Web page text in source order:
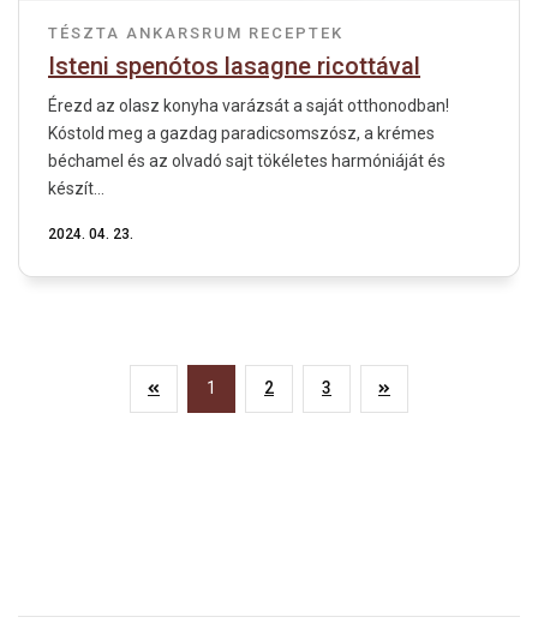
TÉSZTA ANKARSRUM RECEPTEK
Isteni spenótos lasagne ricottával
Érezd az olasz konyha varázsát a saját otthonodban!
Kóstold meg a gazdag paradicsomszósz, a krémes
béchamel és az olvadó sajt tökéletes harmóniáját és
készít...
2024. 04. 23.
1 2 3